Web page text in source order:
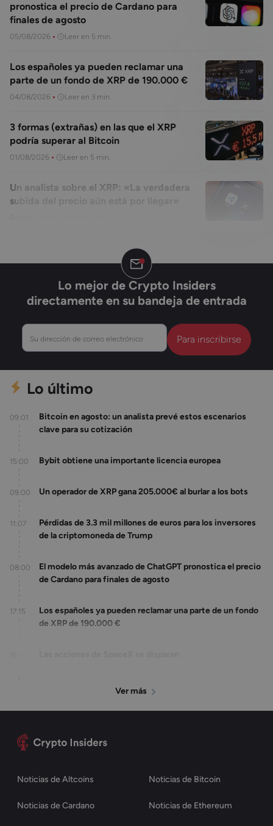
pronostica el precio de Cardano para
finales de agosto
05/08/2026 Leer en 5 min.
Los españoles ya pueden reclamar una
parte de un fondo de XRP de 190.000 €
04/08/2026 Leer en 3 min.
3 formas (extrañas) en las que el XRP
podría superar al Bitcoin
01/08/2026 Leer en 5 min.
Un analista sobre el XRP: «La verdadera
subida del precio aún está por llegar»
Lo mejor de Crypto Insiders
directamente en su bandeja de entrada
Su
dirección
de
electrónico
(Obligatorio)
Lo último
09:01
Bitcoin en agosto: un analista prevé estos escenarios
clave para su cotización
15:00 Bybit obtiene una importante licencia europea
09:00 Un operador de XRP gana 205.000€ al burlar a los bots
11:07
Pérdidas de 3.3 mil millones de euros para los inversores
de la criptomoneda de Trump
08:00
El modelo más avanzado de ChatGPT pronostica el precio
de Cardano para finales de agosto
17:15
Los españoles ya pueden reclamar una parte de un fondo
de XRP de 190.000 €
Ver más
Noticias de Altcoins Noticias de Bitcoin
Noticias de Cardano Noticias de Ethereum